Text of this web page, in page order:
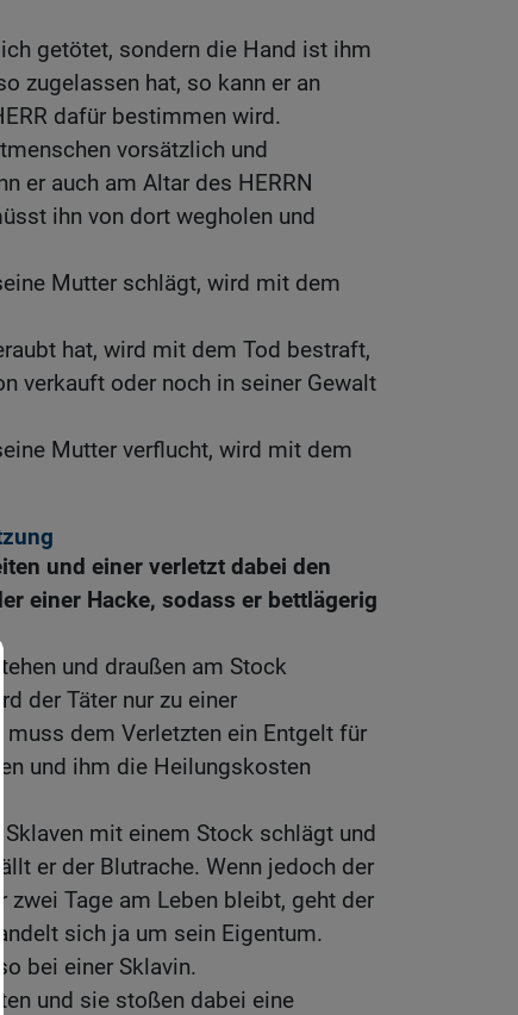
getötet, sondern die Hand ist ihm
zugelassen hat, so kann er an
dafür bestimmen wird.
vorsätzlich und
er auch am Altar des HERRN
ihn von dort wegholen und
Mutter schlägt, wird mit dem
hat, wird mit dem Tod bestraft,
verkauft oder noch in seiner Gewalt
Mutter verflucht, wird mit dem
und einer verletzt dabei den
einer Hacke, sodass er bettlägerig
und draußen am Stock
der Täter nur zu einer
muss dem Verletzten ein Entgelt für
und ihm die Heilungskosten
mit einem Stock schlägt und
er der Blutrache. Wenn jedoch der
zwei Tage am Leben bleibt, geht der
sich ja um sein Eigentum.
bei einer Sklavin.
und sie stoßen dabei eine